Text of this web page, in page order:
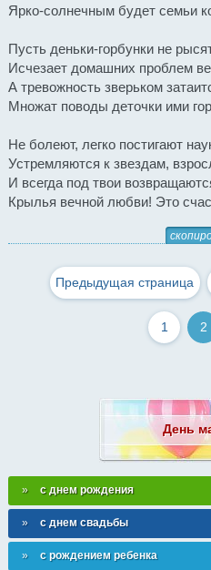
Ярко-солнечным будет семьи
Пусть деньки-горбунки не
Исчезает домашних проблем
А тревожность зверьком
Множат поводы деточки ими
Не болеют, легко постигают
Устремляются к звездам,
И всегда под твои
Крылья вечной любви! Это
Предыдущая страница
1 2
День
с днем рождения
с днем свадьбы
с рождением ребенка